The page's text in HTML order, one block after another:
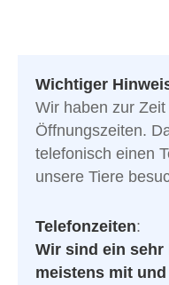
Wichtiger
Wir haben zur
Öffnungszeiten.
telefonisch einen
unsere Tiere
Telefonzeiten:
Wir sind ein sehr
meistens mit